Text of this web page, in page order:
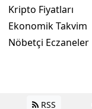
Kripto Fiyatları
Ekonomik Takvim
Nöbetçi Eczaneler
RSS